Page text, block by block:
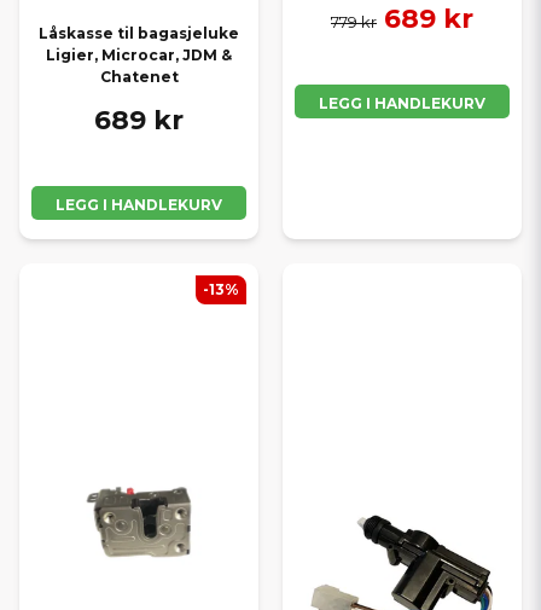
Låskasse til bagasjeluke
Ligier, Microcar, JDM &
Chatenet
689 kr
LEGG I HANDLEKURV
779 kr 689 kr
LEGG I HANDLEKURV
-13%